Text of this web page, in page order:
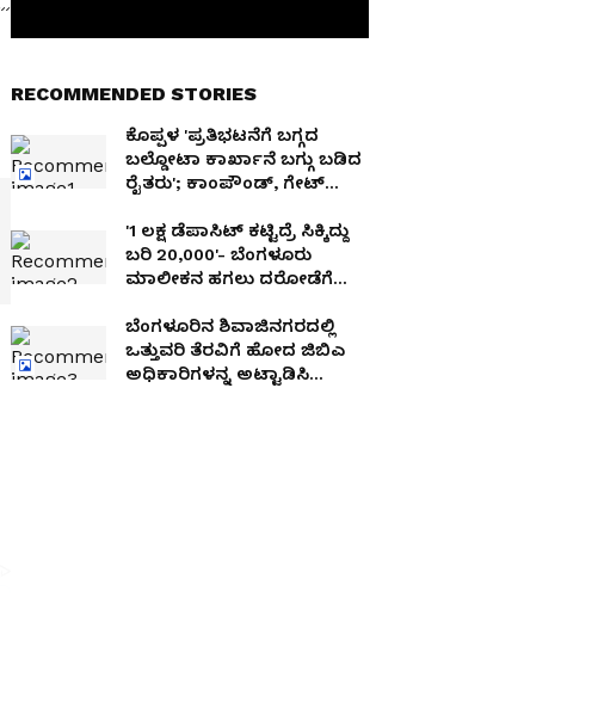
RECOMMENDED STORIES
ಕೊಪ್ಪಳ 'ಪ್ರತಿಭಟನೆಗೆ ಬಗ್ಗದ
ಬಲ್ಡೋಟಾ ಕಾರ್ಖಾನೆ ಬಗ್ಗು ಬಡಿದ
ರೈತರು'; ಕಾಂಪೌಂಡ್, ಗೇಟ್
'₹1 ಲಕ್ಷ ಡೆಪಾಸಿಟ್ ಕಟ್ಟಿದ್ರೆ ಸಿಕ್ಕಿದ್ದು
ಬರಿ ₹20,000'- ಬೆಂಗಳೂರು
ಮಾಲೀಕನ ಹಗಲು ದರೋಡೆಗೆ
ಬೆಂಗಳೂರಿನ ಶಿವಾಜಿನಗರದಲ್ಲಿ
ಒತ್ತುವರಿ ತೆರವಿಗೆ ಹೋದ ಜಿಬಿಎ
ಅಧಿಕಾರಿಗಳನ್ನ ಅಟ್ಟಾಡಿಸಿ